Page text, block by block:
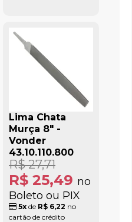
Lima Chata
Murça 8" -
Vonder
43.10.110.800
R$ 25,49 no
Boleto ou PIX
R$ 27,71
5xde R$ 6,22 no
cartão de crédito